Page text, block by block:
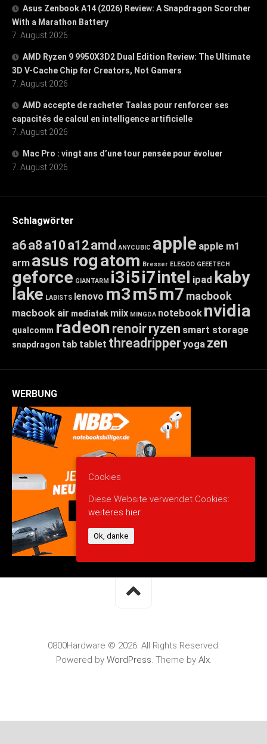
Asus Zenbook A14 (2026) Review: A Snapdragon Scorcher
With a Marathon Battery
7. August 2026
AMD Ryzen 9 9950X3D2 Dual Edition Review: The Ultimate
3D V-Cache Chip for Creators, Not Gamers
7. August 2026
AMD accepte de racheter Taalas pour renforcer ses
capacités de calcul en intelligence artificielle
7. August 2026
Mac Pro : vingt ans d’une tour pensée pour évoluer
7. August 2026
Schlagwörter
a6a8 a10 a12amd ANYCUBIC apple apple m1
arm asus rogatom Bresser ELEGOO GEEETECH
geforce GIANTARM i3i5i7intel ipad kaby
lake LABISTS lenovo m3m5m7 macbook
macbook air mediatek miix MINGDA notebook nvidia
qualcomm radeon renoirryzen smart storage
snapdragon tab tablet threadripperyoga zen
WERBUNG
0800Hardware © 2026. All Rights Reserved.
Powered by WordPress. Theme by Alx.
Cookies
Diese Website verwendet Cookies:
weiteres hier.
Ok, danke